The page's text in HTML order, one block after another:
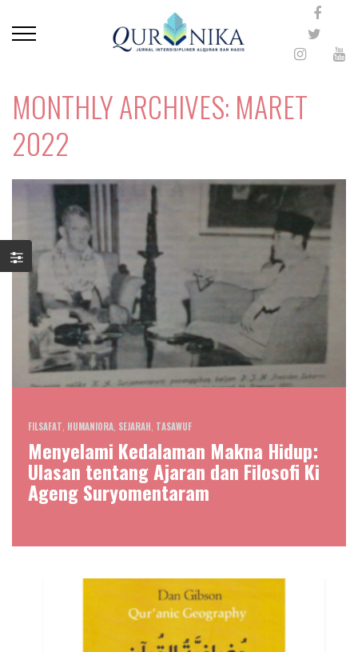
MONTHLY ARCHIVES: MARET
2022
FILSAFAT, HUMANIORA, SEJARAH, TASAWUF
Menyelami Kedalaman Makna Hidup:
Ulasan tentang Ajaran dan Filosofi Ki
Ageng Suryomentaram